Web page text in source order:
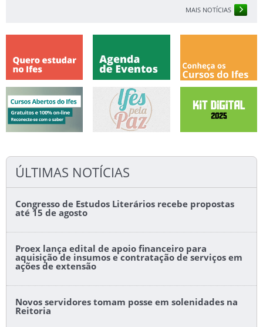
MAIS NOTÍCIAS
ÚLTIMAS NOTÍCIAS
Congresso de Estudos Literários recebe propostas
até 15 de agosto
Proex lança edital de apoio financeiro para
aquisição de insumos e contratação de serviços em
ações de extensão
Novos servidores tomam posse em solenidades na
Reitoria